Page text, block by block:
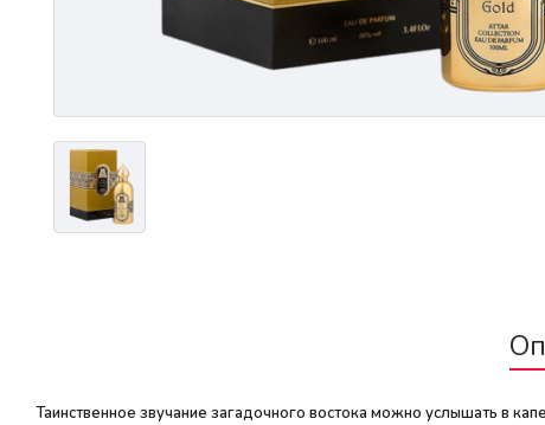
Таинственное звучание загадочного востока можно услышать в